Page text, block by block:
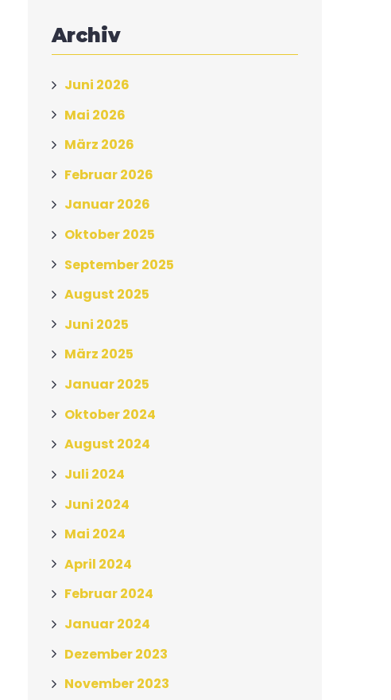
Archiv
Juni 2026
Mai 2026
März 2026
Februar 2026
Januar 2026
Oktober 2025
September 2025
August 2025
Juni 2025
März 2025
Januar 2025
Oktober 2024
August 2024
Juli 2024
Juni 2024
Mai 2024
April 2024
Februar 2024
Januar 2024
Dezember 2023
November 2023